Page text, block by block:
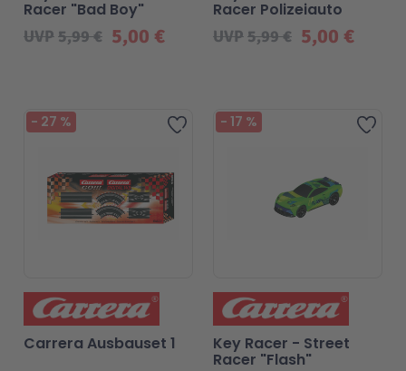
Malen & Zeichnen
Marvel™ Super Heroes
NINJAGO®
Star Wars™
Knights
Aktion
5,00 €
UVP5,99 €
Racer "Bad Boy"
5,00 €
UVP5,99 €
Racer Polizeiauto
Zur Wunschliste hinzufügen
- 27 %
Carrera Ausbauset 1
Zur
- 17 %
Beliebt
Key Racer - Street
Racer "Flash"